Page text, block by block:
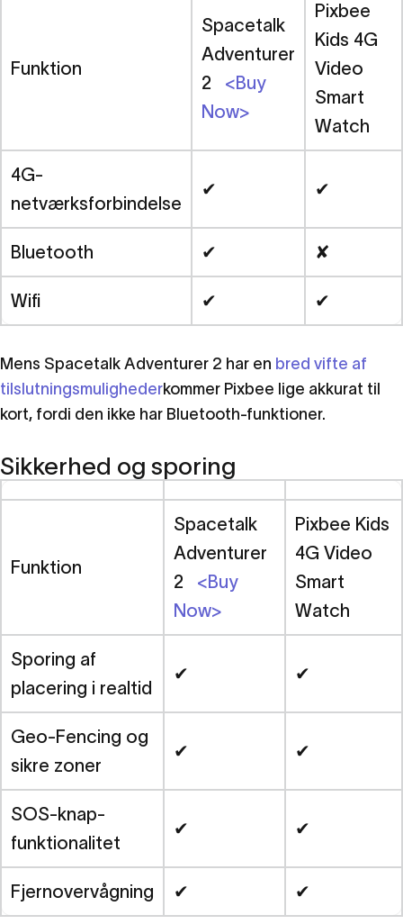
Funktion
Spacetalk
Adventurer
2
<Buy
Now>
Pixbee
Kids 4G
Video
Smart
Watch
4G-
netværksforbindelse
✔ ✔
Bluetooth ✔ ✘
Wifi ✔ ✔
Mens Spacetalk Adventurer 2 har en bred vifte af
tilslutningsmulighederkommer Pixbee lige akkurat til
kort, fordi den ikke har Bluetooth-funktioner.
Sikkerhed og sporing
Funktion
Spacetalk
Adventurer
2 <Buy
Now>
Pixbee Kids
4G Video
Smart
Watch
Sporing af
placering i realtid
✔ ✔
Geo-Fencing og
sikre zoner
✔ ✔
SOS-knap-
funktionalitet
✔ ✔
Fjernovervågning ✔ ✔